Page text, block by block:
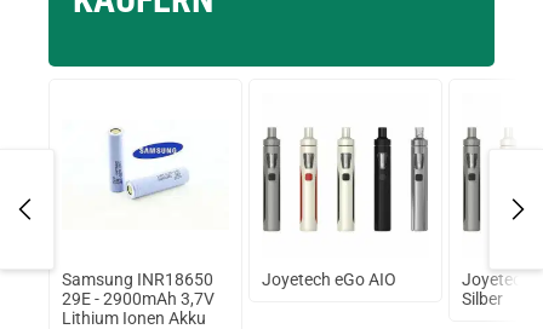
Samsung INR18650
29E - 2900mAh 3,7V
Lithium Ionen Akku
Joyetech eGo AIO
Joyetech
Silber